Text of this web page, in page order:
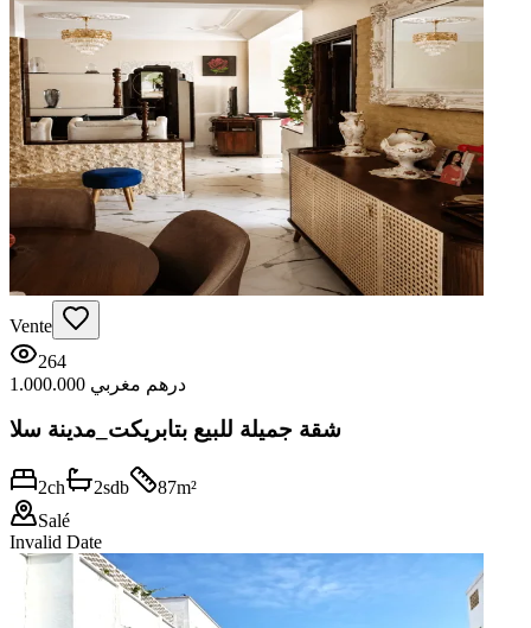
Vente
264
1.000.000 درهم مغربي
شقة جميلة للبيع بتابريكت_مدينة سلا
2ch 2sdb 87m²
Salé
Invalid Date